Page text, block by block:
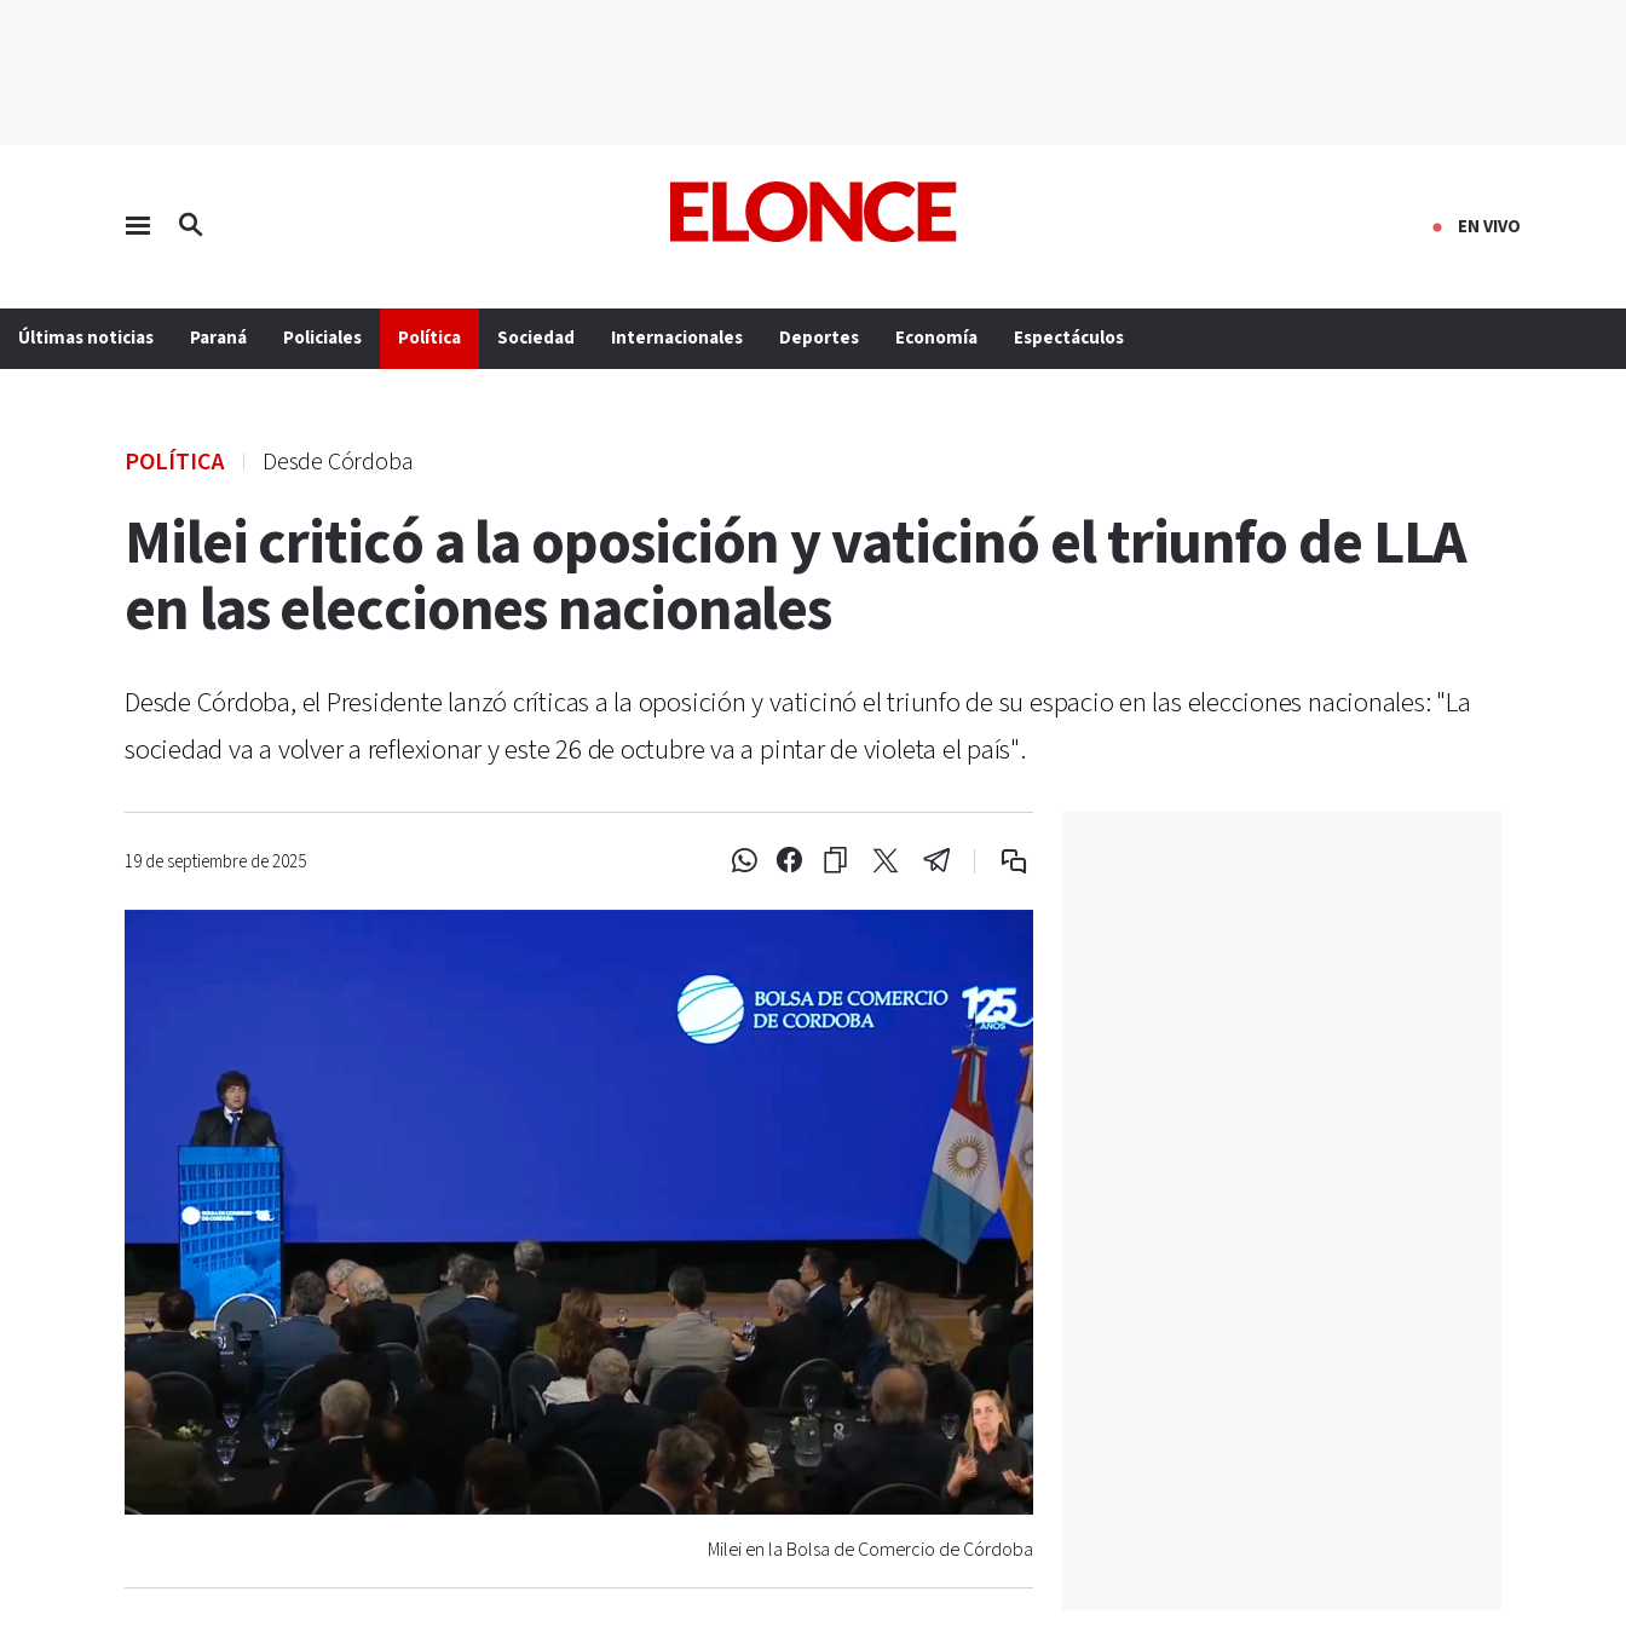
EN VIVO
Últimas noticias Paraná Policiales Política Sociedad Internacionales Deportes Economía Espectáculos
POLÍTICA Desde Córdoba
Milei criticó a la oposición y vaticinó el triunfo de LLA
en las elecciones nacionales
Desde Córdoba, el Presidente lanzó críticas a la oposición y vaticinó el triunfo de su espacio en las elecciones nacionales: "La
sociedad va a volver a reflexionar y este 26 de octubre va a pintar de violeta el país".
19 de septiembre de 2025
Milei en la Bolsa de Comercio de Córdoba